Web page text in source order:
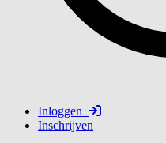
Inloggen
Inschrijven